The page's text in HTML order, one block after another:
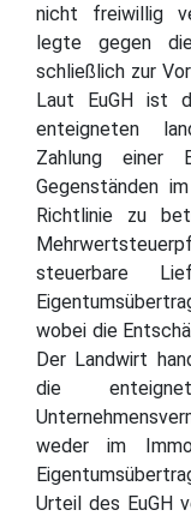
nicht freiwillig
legte gegen
schließlich zur
Laut EuGH ist
enteigneten
Zahlung einer
Gegenständen
Richtlinie zu
steuerbare
wobei die
Der Landwirt
die
weder im
Urteil des EuGH